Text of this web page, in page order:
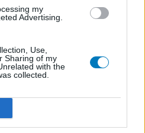
my
Advertising.
Use,
Sharing of my
with the
collected.